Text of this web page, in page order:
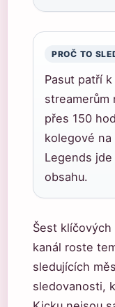
PROČ TO
Pasut patří
streamerům
přes 150
kolegové
Legends
obsahu.
Šest
kanál roste
sledujících
sledovanosti,